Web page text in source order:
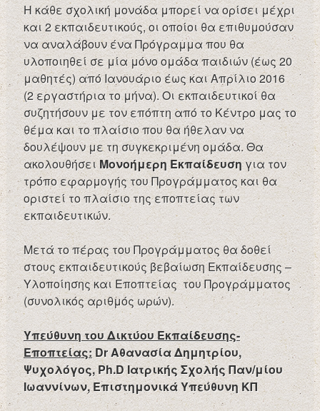
Η κάθε σχολική μονάδα μπορεί να ορίσει μέχρι
και 2 εκπαιδευτικούς, οι οποίοι θα επιθυμούσαν
να αναλάβουν ένα Πρόγραμμα που θα
υλοποιηθεί σε μία μόνο ομάδα παιδιών (έως 20
μαθητές) από Ιανουάριο έως και Απρίλιο 2016
(2 εργαστήρια το μήνα). Οι εκπαιδευτικοί θα
συζητήσουν με τον επόπτη από το Κέντρο μας το
θέμα και το πλαίσιο που θα ήθελαν να
δουλέψουν με τη συγκεκριμένη ομάδα. Θα
ακολουθήσειΜονοήμερη Εκπαίδευσηγια τον
τρόπο εφαρμογής του Προγράμματος και θα
οριστεί το πλαίσιο της εποπτείας των
εκπαιδευτικών.
Μετά το πέρας του Προγράμματος θα δοθεί
στους εκπαιδευτικούς βεβαίωση Εκπαίδευσης –
Υλοποίησης και Εποπτείας του Προγράμματος
(συνολικός αριθμός ωρών).
Υπεύθυνη του Δικτύου Εκπαίδευσης-
Εποπτείας:DrΑθανασία Δημητρίου,
Ψυχολόγος,Ph.DΙατρικής Σχολής Παν/μίου
Ιωαννίνων, Επιστημονικά Υπεύθυνη ΚΠ